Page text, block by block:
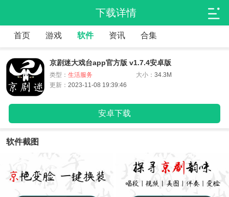
下载详情
首页 游戏 软件 资讯 合集
京剧迷大戏台app官方版 v1.7.4安卓版
类型： 生活服务 大小：34.3M
更新： 2023-11-08 19:39:46
安卓下载
软件截图